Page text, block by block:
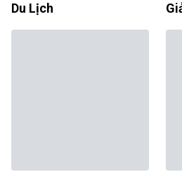
Du Lịch